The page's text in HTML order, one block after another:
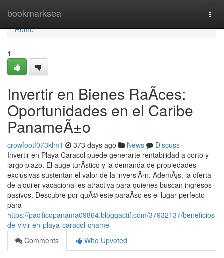
bookmarksea
Home
Home
1
Invertir en Bienes RaÃ­ces:
Oportunidades en el Caribe
PanameÃ±o
crowfootf073klm1 373 days ago News
Discuss
Invertir en Playa Caracol puede generarte rentabilidad a corto y
largo plazo. El auge turÃ­stico y la demanda de propiedades
exclusivas sustentan el valor de la inversiÃ³n. AdemÃ¡s, la oferta
de alquiler vacacional es atractiva para quienes buscan ingresos
pasivos. Descubre por quÃ© este paraÃ­so es el lugar perfecto
para
https://pacificopanama09864.bloggactif.com/37932137/beneficios-
de-vivir-en-playa-caracol-chame
Comments
Who Upvoted